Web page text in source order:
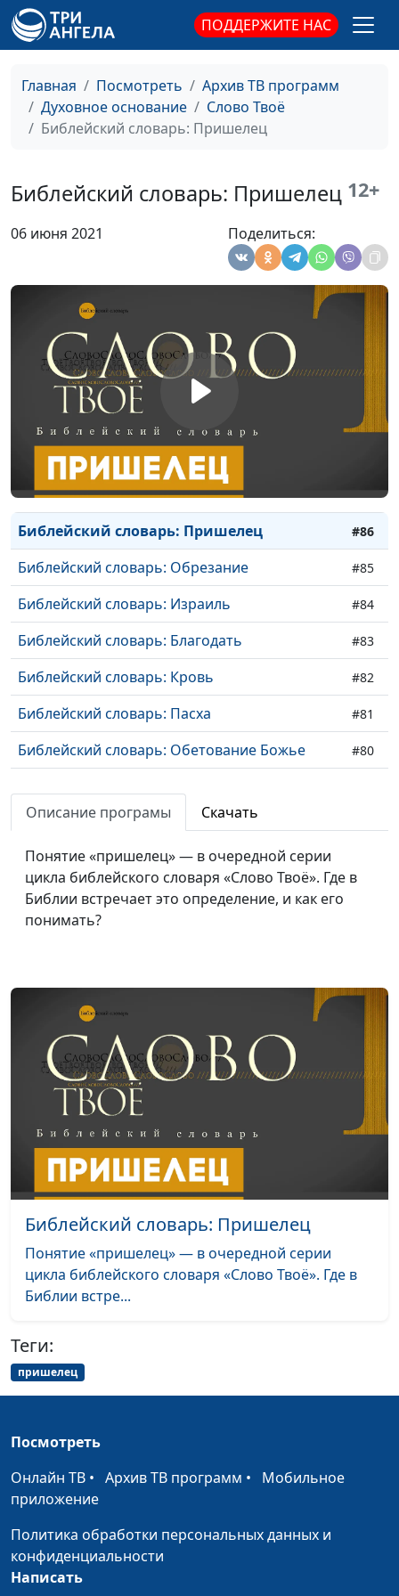
ПОДДЕРЖИТЕ НАС
Главная Посмотреть
Архив ТВ программ
Духовное основание
Слово Твоё
Библейский словарь: Пришелец
Библейский словарь: Пришелец 12+
06 июня 2021 Поделиться:
Библейский словарь: Труд #100
Библейский словарь: Десятина
Библейский словарь: Всесожжение
Библейский словарь: Жертва
Библейский словарь: Елей #95
Библейский словарь: Первосвященник
Библейский словарь: Священник #93
Библейский словарь: Верить
Библейский словарь: Пророк #91
Библейский словарь: Клятва
Библейский словарь: Молиться #89
Библейский словарь: Искушать
Библейский словарь: Первородство #87
Библейский словарь: Пришелец #86
Библейский словарь: Обрезание #85
Библейский словарь: Израиль #84
Библейский словарь: Благодать #83
Библейский словарь: Кровь #82
Библейский словарь: Пасха #81
Библейский словарь: Обетование Божье #80
Библейский словарь: Идол
Библейский словарь: Вавилон
Библейский словарь: Завет
Библейский словарь: Радуга
Библейский словарь: Бездна
Библейский словарь: Потоп
Библейский словарь: Ковчег #71
Библейский словарь: Праведный человек #70
Библейский словарь: Покаяние
Библейский словарь: Грех
Библейский словарь: Гордость
Библейский словарь: Нечестивый
Библейский словарь: Прах
Библейский словарь: Зло
Библейский словарь: Левиафан
Библейский словарь: Змей
Библейский словарь: Суббота
Библейский словарь: Заповедать
Описание програмы Скачать
Понятие «пришелец» — в очередной серии
цикла библейского словаря «Слово Твоё». Где в
Библии встречает это определение, и как его
понимать?
Библейский словарь: Пришелец
Понятие «пришелец» — в очередной серии
цикла библейского словаря «Слово Твоё». Где в
Библии встре...
Теги:
пришелец
Посмотреть
Онлайн ТВ • Архив ТВ программ • Мобильное
приложение
Политика обработки персональных данных и
конфиденциальности
Написать